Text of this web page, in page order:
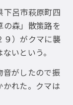
呂市萩原町四
森」散策路を
９）がクマに襲
いという。
がしたので振
かれた。クマは